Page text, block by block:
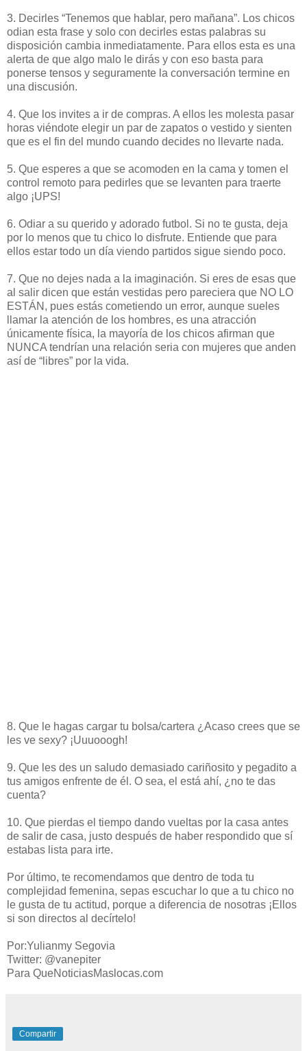
3. Decirles “Tenemos que hablar, pero mañana”. Los chicos
odian esta frase y solo con decirles estas palabras su
disposición cambia inmediatamente. Para ellos esta es una
alerta de que algo malo le dirás y con eso basta para
ponerse tensos y seguramente la conversación termine en
una discusión.
4. Que los invites a ir de compras. A ellos les molesta pasar
horas viéndote elegir un par de zapatos o vestido y sienten
que es el fin del mundo cuando decides no llevarte nada.
5. Que esperes a que se acomoden en la cama y tomen el
control remoto para pedirles que se levanten para traerte
algo ¡UPS!
6. Odiar a su querido y adorado futbol. Si no te gusta, deja
por lo menos que tu chico lo disfrute. Entiende que para
ellos estar todo un día viendo partidos sigue siendo poco.
7. Que no dejes nada a la imaginación. Si eres de esas que
al salir dicen que están vestidas pero pareciera que NO LO
ESTÁN, pues estás cometiendo un error, aunque sueles
llamar la atención de los hombres, es una atracción
únicamente física, la mayoría de los chicos afirman que
NUNCA tendrían una relación seria con mujeres que anden
así de “libres” por la vida.
8. Que le hagas cargar tu bolsa/cartera ¿Acaso crees que se
les ve sexy? ¡Uuuooogh!
9. Que les des un saludo demasiado cariñosito y pegadito a
tus amigos enfrente de él. O sea, el está ahí, ¿no te das
cuenta?
10. Que pierdas el tiempo dando vueltas por la casa antes
de salir de casa, justo después de haber respondido que sí
estabas lista para irte.
Por último, te recomendamos que dentro de toda tu
complejidad femenina, sepas escuchar lo que a tu chico no
le gusta de tu actitud, porque a diferencia de nosotras ¡Ellos
si son directos al decírtelo!
Por:Yulianmy Segovia
Twitter: @vanepiter
Para QueNoticiasMaslocas.com
Compartir